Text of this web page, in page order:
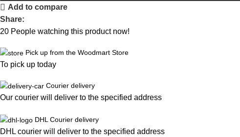
Add to compare
Share:
20 People watching this product now!
Pick up from the Woodmart Store
To pick up today
Courier delivery
Our courier will deliver to the specified address
DHL Courier delivery
DHL courier will deliver to the specified address